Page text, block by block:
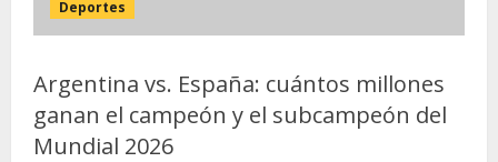
Deportes
Argentina vs. España: cuántos millones
ganan el campeón y el subcampeón del
Mundial 2026